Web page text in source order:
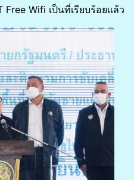
Free Wifi เป็นที่เรียบร้อยแล้ว